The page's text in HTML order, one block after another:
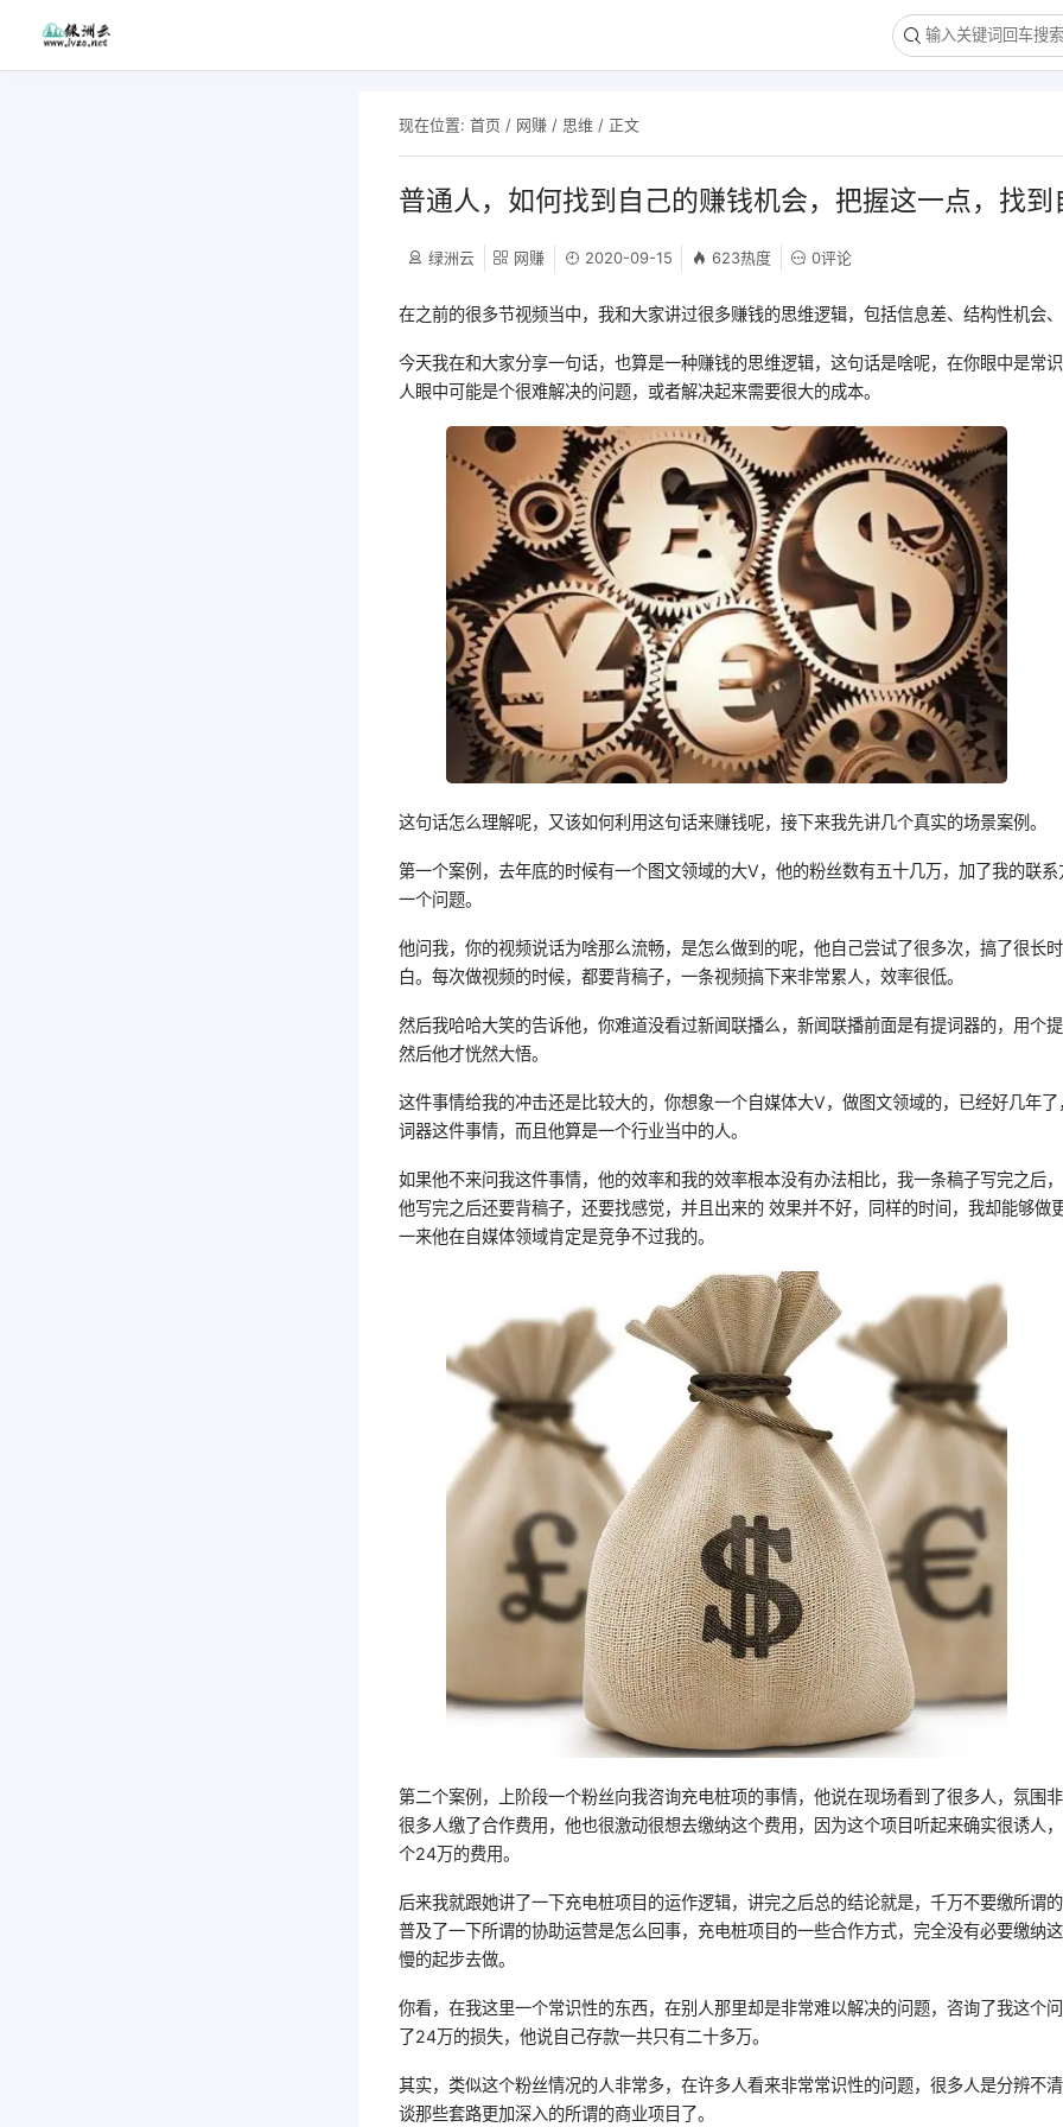
现在位置:首页 / 网赚 / 思维 / 正文
普通人，如何找到自己的赚钱机会，把握这一点，找到
绿洲云 网赚 2020-09-15 623热度 0评论
在之前的很多节视频当中，我和大家讲过很多赚钱的思维逻辑，包括信息差、结构性机会
今天我在和大家分享一句话，也算是一种赚钱的思维逻辑，这句话是啥呢，在你眼中是常
人眼中可能是个很难解决的问题，或者解决起来需要很大的成本。
这句话怎么理解呢，又该如何利用这句话来赚钱呢，接下来我先讲几个真实的场景案例。
第一个案例，去年底的时候有一个图文领域的大V，他的粉丝数有五十几万，加了我的联
一个问题。
他问我，你的视频说话为啥那么流畅，是怎么做到的呢，他自己尝试了很多次，搞了很长
白。每次做视频的时候，都要背稿子，一条视频搞下来非常累人，效率很低。
然后我哈哈大笑的告诉他，你难道没看过新闻联播么，新闻联播前面是有提词器的，用个
然后他才恍然大悟。
这件事情给我的冲击还是比较大的，你想象一个自媒体大V，做图文领域的，已经好几年
词器这件事情，而且他算是一个行业当中的人。
如果他不来问我这件事情，他的效率和我的效率根本没有办法相比，我一条稿子写完之后
他写完之后还要背稿子，还要找感觉，并且出来的 效果并不好，同样的时间，我却能够做
一来他在自媒体领域肯定是竞争不过我的。
第二个案例，上阶段一个粉丝向我咨询充电桩项的事情，他说在现场看到了很多人，氛围
很多人缴了合作费用，他也很激动很想去缴纳这个费用，因为这个项目听起来确实很诱人
个24万的费用。
后来我就跟她讲了一下充电桩项目的运作逻辑，讲完之后总的结论就是，千万不要缴所谓
普及了一下所谓的协助运营是怎么回事，充电桩项目的一些合作方式，完全没有必要缴纳
慢的起步去做。
你看，在我这里一个常识性的东西，在别人那里却是非常难以解决的问题，咨询了我这个
了24万的损失，他说自己存款一共只有二十多万。
其实，类似这个粉丝情况的人非常多，在许多人看来非常常识性的问题，很多人是分辨不
谈那些套路更加深入的所谓的商业项目了。